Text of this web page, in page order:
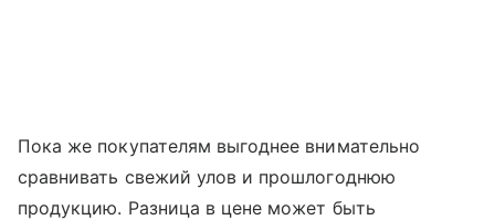
Пока же покупателям выгоднее внимательно
сравнивать свежий улов и прошлогоднюю
продукцию. Разница в цене может быть